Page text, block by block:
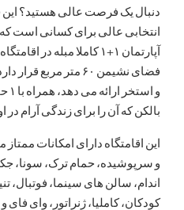
فرصت عالی هستید؟ این فروش
عالی برای کسانی است که به دنبال
آپارتمان ۱+۱ کاملا مبله در اقامتگاه پاین
فضای نشیمن ۶۰ متر مربع قرار دارد. این
و استخر
آن را برای زندگی آرام در اوسلار ایده
دارای امکانات ممتاز متعددی از
حمام ترک، سونا، جکوزی، اتاق
سالن های سینما، فوتبال، تنیس و